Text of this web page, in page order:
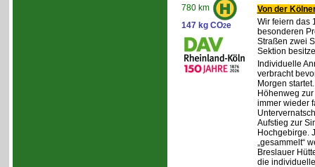
780 km
147 kg CO2e
Von der
Wir feiern das
besonderen
Straßen zwei
Sektion
Individuelle
verbracht
Morgen
Höhenweg
immer wieder
Aufstieg zur
Hochgebirge.
„gesammelt“
Breslauer
die